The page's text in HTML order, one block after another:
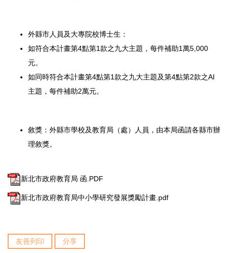
外縣市人員及大專院校博士生：
如符合本計畫第4點第1款之九大主題，每件補助1萬5, 000
元。
如同時符合本計畫第4點第1款之九大主題及第4點第2款之AI
主題，每件補助2萬元。
敘獎：外縣市學校及教育局（處）人員， 由本局函請各縣市辦
理敘獎。
新北市政府教育局 函.PDF
新北市政府教育局中小學研究發展獎勵計畫.pdf
友善列印 分享